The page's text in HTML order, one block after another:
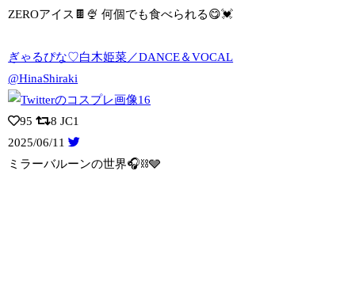
ZEROアイス🍫🍨 何個でも食べられる😋💓
ぎゃるぴな♡白木姫菜／DANCE＆VOCAL
@HinaShiraki
95 8 JC1
2025/06/11
ミラーバルーンの世界🎧⛓️🩶